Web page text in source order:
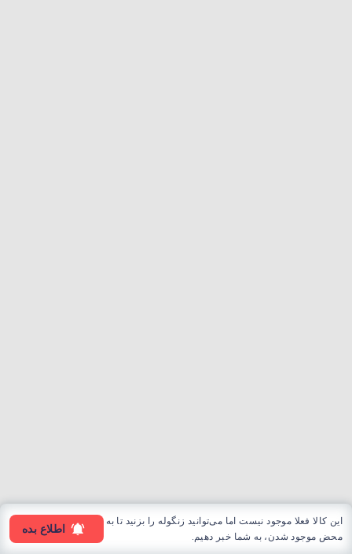
این کالا فعلا موجود نیست اما می‌توانید زنگوله را بزنید تا به
محض موجود شدن، به شما خبر دهیم.
اطلاع بده